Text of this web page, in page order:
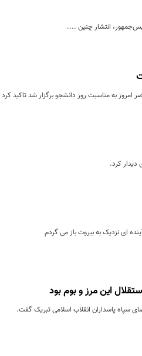
انتشار چنین ....
به مناسبت روز دانشجو برگزار شد تاکید کرد
کرد.
ای نزدیک به بیروت باز می گردم
سپاه پاسداران انقلاب اسلامی تبریک گفت.